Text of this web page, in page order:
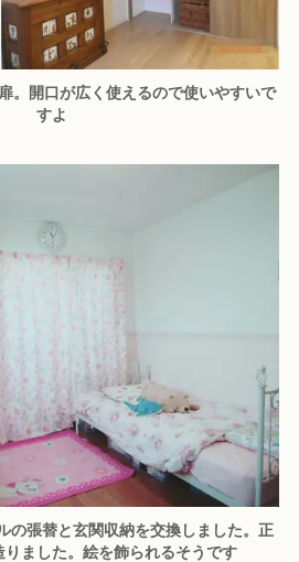
。開口が広く使えるので使いやすいで
すよ
の張替と玄関収納を交換しました。正
ました。絵を飾られるそうです